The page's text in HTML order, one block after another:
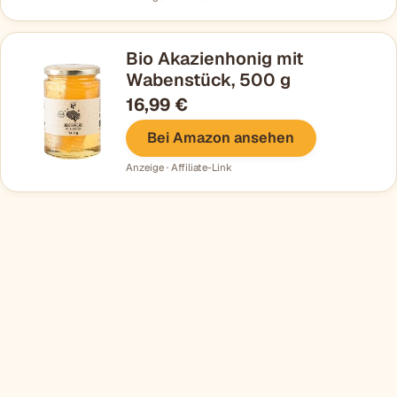
Bio Akazienhonig mit
Wabenstück, 500 g
16,99 €
Bei Amazon ansehen
Anzeige · Affiliate-Link